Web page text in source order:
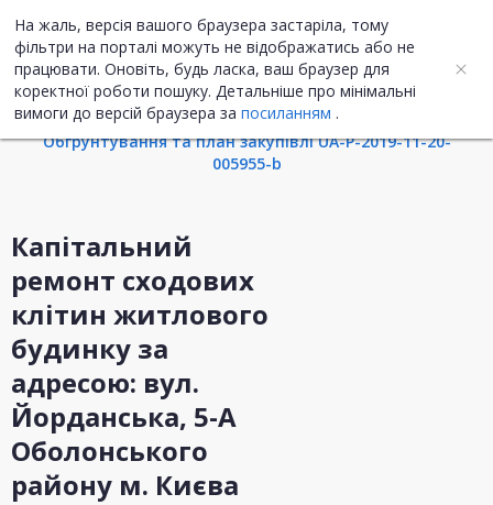
На жаль, версія вашого браузера застаріла, тому
фільтри на порталі можуть не відображатись або не
працювати. Оновіть, будь ласка, ваш браузер для
коректної роботи пошуку. Детальніше про мінімальні
вимоги до версій браузера за посиланням .
UA ENG
Інформація про закупівлю
Обгрунтування та план закупівлі UA-P-2019-11-20-
005955-b
Капітальний
ремонт сходових
клітин житлового
будинку за
адресою: вул.
Йорданська, 5-А
Оболонського
району м. Києва